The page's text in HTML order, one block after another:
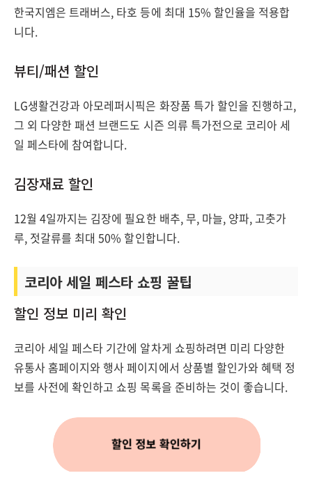
한국지엠은 트래버스, 타호 등에 최대 15% 할인율을 적용합
니다.
뷰티/패션 할인
LG생활건강과 아모레퍼시픽은 화장품 특가 할인을 진행하고,
그 외 다양한 패션 브랜드도 시즌 의류 특가전으로 코리아 세
일 페스타에 참여합니다.
김장재료 할인
12월 4일까지는 김장에 필요한 배추, 무, 마늘, 양파, 고춧가
루, 젓갈류를 최대 50% 할인합니다.
코리아 세일 페스타 쇼핑 꿀팁
할인 정보 미리 확인
코리아 세일 페스타 기간에 알차게 쇼핑하려면 미리 다양한
유통사 홈페이지와 행사 페이지에서 상품별 할인가와 혜택 정
보를 사전에 확인하고 쇼핑 목록을 준비하는 것이 좋습니다.